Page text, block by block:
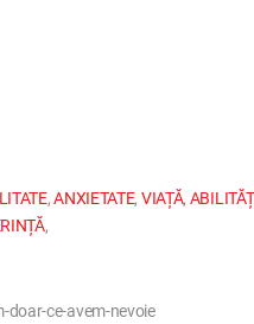
,ANXIETATE, VIAȚĂ,
,
ce-avem-nevoie